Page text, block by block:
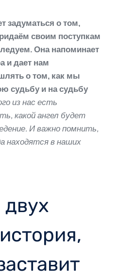
задуматься о том,
своим поступкам
Она напоминает
и дает нам
о том, как мы
судьбу и на судьбу
из нас есть
какой ангел будет
И важно помнить,
находятся в наших